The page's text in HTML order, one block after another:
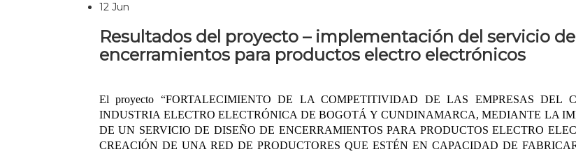
12 Jun
Resultados del proyecto – implementación del servicio
encerramientos para productos electro electrónicos
El proyecto “FORTALECIMIENTO DE LA COMPETITIVIDAD DE LAS EMPRESAS DEL
INDUSTRIA ELECTRO ELECTRÓNICA DE BOGOTÁ Y CUNDINAMARCA, MEDIANTE LA
DE UN SERVICIO DE DISEÑO DE ENCERRAMIENTOS PARA PRODUCTOS ELECTRO
CREACIÓN DE UNA RED DE PRODUCTORES QUE ESTÉN EN CAPACIDAD DE